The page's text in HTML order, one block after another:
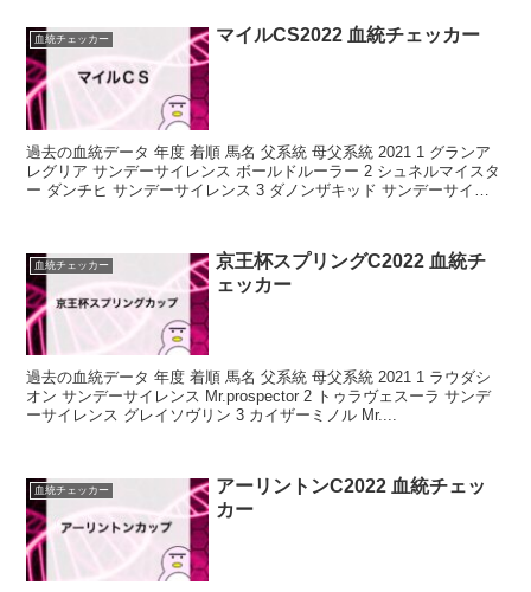
血統チェッカー マイルCS2022 血統チェッカー
過去の血統データ 年度 着順 馬名 父系統 母父系統 2021 1 グランア
レグリア サンデーサイレンス ボールドルーラー 2 シュネルマイスタ
ー ダンチヒ サンデーサイレンス 3 ダノンザキッド サンデーサイレ
血統チェッカー
京王杯スプリングC2022 血統チ
ェッカー
過去の血統データ 年度 着順 馬名 父系統 母父系統 2021 1 ラウダシ
オン サンデーサイレンス Mr.prospector 2 トゥラヴェスーラ サンデ
ーサイレンス グレイソヴリン 3 カイザーミノル Mr....
血統チェッカー
アーリントンC2022 血統チェッ
カー